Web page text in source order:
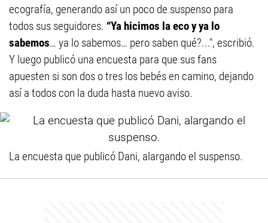
ecografía, generando así un poco de suspenso para
todos sus seguidores. “Ya hicimos la eco y ya lo
sabemos… ya lo sabemos… pero saben qué?...", escribió.
Y luego publicó una encuesta para que sus fans
apuesten si son dos o tres los bebés en camino, dejando
así a todos con la duda hasta nuevo aviso.
La encuesta que publicó Dani, alargando el suspenso.